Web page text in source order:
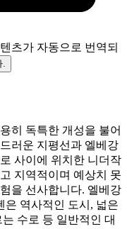
츠가 자동으로 번역되
.
히 독특한 개성을 불어
러운 지평선과 엘베강
사이에 위치한 니더작
지역적이며 예상치 못
을 선사합니다. 엘베강
은 역사적인 도시, 넓은
수로 등 일반적인 대